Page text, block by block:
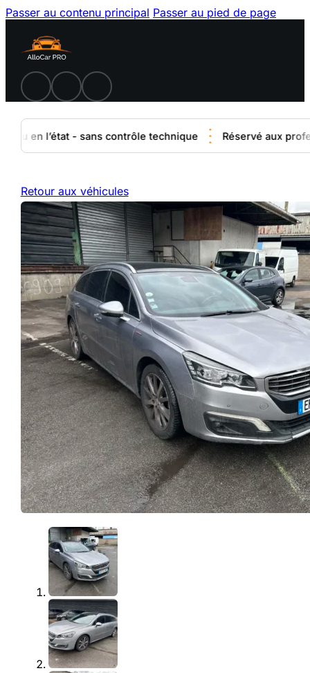
Passer au contenu principal Passer au pied de page
en l’état - sans contrôle technique Réservé aux
Retour aux véhicules